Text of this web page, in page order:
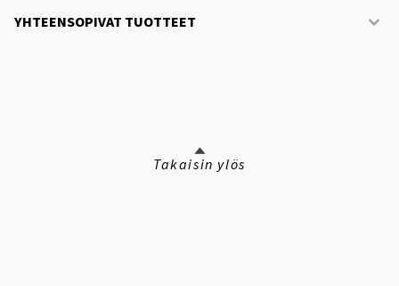
YHTEENSOPIVAT TUOTTEET
Takaisin ylös